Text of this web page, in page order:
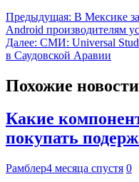
Предыдущая: В Мексике
Android производителям
Далее: СМИ: Universal
в Саудовской Аравии
Похожие новости
Какие
покупать
Рамблер4 месяца спустя 0